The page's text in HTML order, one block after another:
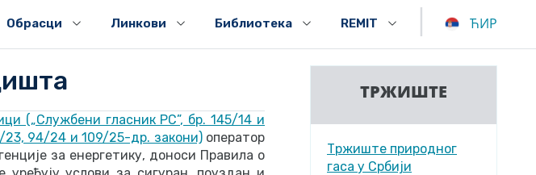
Обрасци Линкови Библиотека REMIT | ЋИР
(„Службени гласник РС”, бр. 145/14 и
94/24 и 109/25-др. закони)оператор
за енергетику, доноси Правила о
ТРЖИШТЕ
Тржиште природног
гаса у Србији